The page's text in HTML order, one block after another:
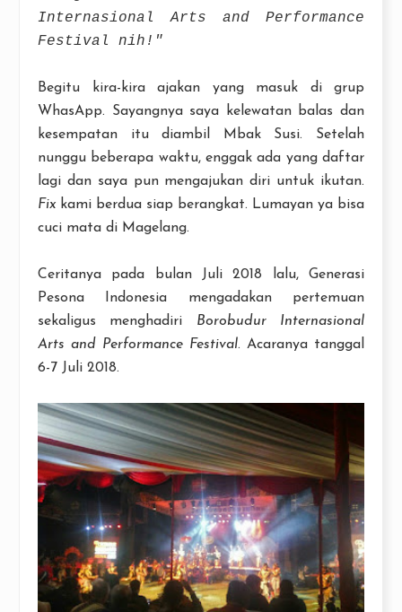
Internasional Arts and Performance
Festival nih!"
Begitu kira-kira ajakan yang masuk di grup
WhasApp. Sayangnya saya kelewatan balas dan
kesempatan itu diambil Mbak Susi. Setelah
nunggu beberapa waktu, enggak ada yang daftar
lagi dan saya pun mengajukan diri untuk ikutan.
Fix kami berdua siap berangkat. Lumayan ya bisa
cuci mata di Magelang.
Ceritanya pada bulan Juli 2018 lalu, Generasi
Pesona Indonesia mengadakan pertemuan
sekaligus menghadiri Borobudur Internasional
Arts and Performance Festival. Acaranya tanggal
6-7 Juli 2018.